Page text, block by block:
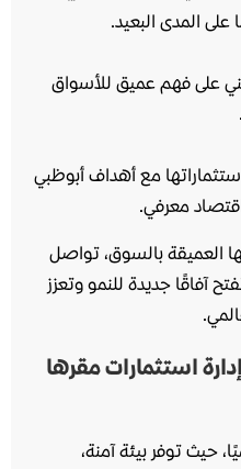
المدى البعيد.
على فهم عميق للأسواق
مع أهداف أبوظبي
معرفي.
العميقة بالسوق، تواصل
آفاقًا جديدة للنمو وتعزز
استثمارات مقرها
حيث توفر بيئة آمنة،